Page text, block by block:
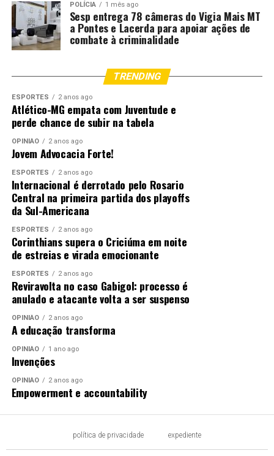
POLÍCIA 1 mês ago
Sesp entrega 78 câmeras do Vigia Mais MT
a Pontes e Lacerda para apoiar ações de
combate à criminalidade
TRENDING
ESPORTES 2 anos ago
Atlético-MG empata com Juventude e
perde chance de subir na tabela
OPINIÃO 2 anos ago
Jovem Advocacia Forte!
ESPORTES 2 anos ago
Internacional é derrotado pelo Rosario
Central na primeira partida dos playoffs
da Sul-Americana
ESPORTES 2 anos ago
Corinthians supera o Criciúma em noite
de estreias e virada emocionante
ESPORTES 2 anos ago
Reviravolta no caso Gabigol: processo é
anulado e atacante volta a ser suspenso
OPINIÃO 2 anos ago
A educação transforma
OPINIÃO 1 ano ago
Invenções
OPINIÃO 2 anos ago
Empowerment e accountability
política de privacidade expediente